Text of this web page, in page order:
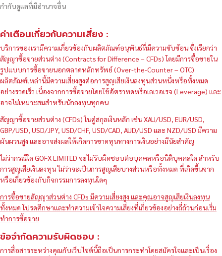
กำกับดูแลที่มีอำนาจอื่น
คำเตือนเกี่ยวกับความเสี่ยง :
บริการของเรามีความเกี่ยวข้องกับผลิตภัณฑ์อนุพันธ์ที่มีความซับซ้อน ซึ่งเรียกว่า
สัญญาซื้อขายส่วนต่าง (Contracts for Difference – CFDs) โดยมีการซื้อขายใน
รูปแบบการซื้อขายนอกตลาดหลักทรัพย์ (Over-the-Counter – OTC)
ผลิตภัณฑ์เหล่านี้มีความเสี่ยงสูงต่อการสูญเสียเงินลงทุนส่วนหนึ่งหรือทั้งหมด
อย่างรวดเร็ว เนื่องจากการซื้อขายโดยใช้อัตราทดหรือเลเวอเรจ (Leverage) และ
อาจไม่เหมาะสมสำหรับนักลงทุนทุกคน
สัญญาซื้อขายส่วนต่าง (CFDs) ในคู่สกุลเงินหลัก เช่น XAU/USD, EUR/USD,
GBP/USD, USD/JPY, USD/CHF, USD/CAD, AUD/USD และ NZD/USD มีความ
ผันผวนสูง และอาจส่งผลให้เกิดการขาดทุนทางการเงินอย่างมีนัยสำคัญ
ไม่ว่ากรณีใด GOFX LIMITED จะไม่รับผิดชอบต่อบุคคลหรือนิติบุคคลใด สำหรับ
การสูญเสียเงินลงทุน ไม่ว่าจะเป็นการสูญเสียบางส่วนหรือทั้งหมด ที่เกิดขึ้นจาก
หรือเกี่ยวข้องกับกิจกรรมการลงทุนใดๆ
การซื้อขายสัญญาส่วนต่าง CFDs มีความเสี่ยงสูง และคุณอาจสูญเสียเงินลงทุน
ทั้งหมด โปรดศึกษาและทำความเข้าใจความเสี่ยงที่เกี่ยวข้องอย่างถี่ถ้วนก่อนเริ่ม
ทำการซื้อขาย
ข้อจำกัดความรับผิดชอบ :
การสื่อสารระหว่างคุณกับเว็บไซต์นี้ถือเป็นการกระทำโดยสมัครใจและเป็นเรื่อง